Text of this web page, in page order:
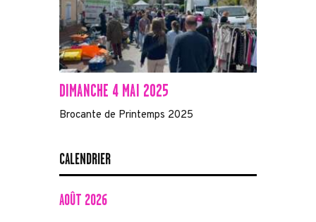
DIMANCHE 4 MAI 2025
Brocante de Printemps 2025
CALENDRIER
AOÛT 2026